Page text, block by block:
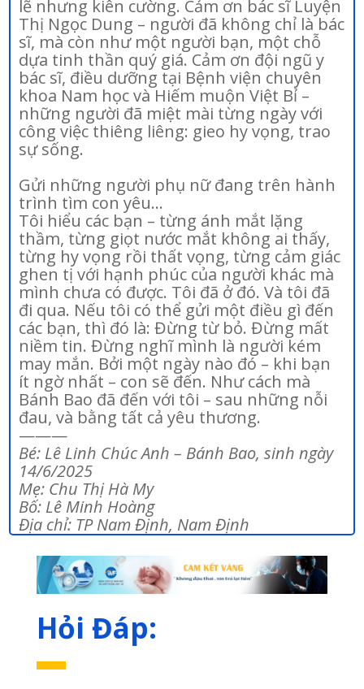
lẽ nhưng kiên cường. Cảm ơn bác sĩ Luyện
Thị Ngọc Dung – người đã không chỉ là bác
sĩ, mà còn như một người bạn, một chỗ
dựa tinh thần quý giá. Cảm ơn đội ngũ y
bác sĩ, điều dưỡng tại Bệnh viện chuyên
khoa Nam học và Hiếm muộn Việt Bỉ –
những người đã miệt mài từng ngày với
công việc thiêng liêng: gieo hy vọng, trao
sự sống.
Gửi những người phụ nữ đang trên hành
trình tìm con yêu…
Tôi hiểu các bạn – từng ánh mắt lặng
thầm, từng giọt nước mắt không ai thấy,
từng hy vọng rồi thất vọng, từng cảm giác
ghen tị với hạnh phúc của người khác mà
mình chưa có được. Tôi đã ở đó. Và tôi đã
đi qua. Nếu tôi có thể gửi một điều gì đến
các bạn, thì đó là: Đừng từ bỏ. Đừng mất
niềm tin. Đừng nghĩ mình là người kém
may mắn. Bởi một ngày nào đó – khi bạn
ít ngờ nhất – con sẽ đến. Như cách mà
Bánh Bao đã đến với tôi – sau những nỗi
đau, và bằng tất cả yêu thương.
———
Bé: Lê Linh Chúc Anh – Bánh Bao, sinh ngày
14/6/2025
Mẹ: Chu Thị Hà My
Bố: Lê Minh Hoàng
Địa chỉ: TP Nam Định, Nam Định
Hỏi Đáp: